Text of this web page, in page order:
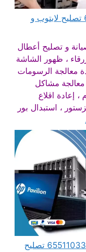
مهندس كمبيوتر صبحان 65511033 تصليح لابتوب و
و تصليح أعطال
، ظهور الشاشة
معالجة الرسومات
معالجة مشاكل
إعادة اقلاع
، استبدال بور
مهندس كمبيوتر العارضية الصناعية 65511033 تصليح